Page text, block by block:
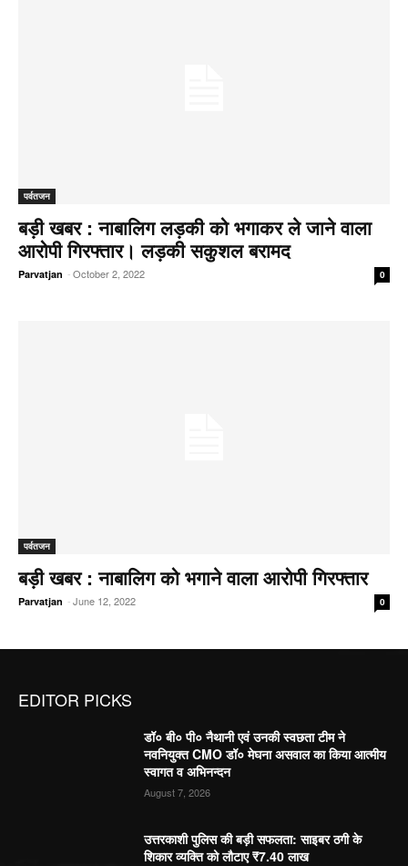
पर्वतजन
बड़ी खबर : नाबालिग लड़की को भगाकर ले जाने वाला
आरोपी गिरफ्तार। लड़की सकुशल बरामद
Parvatjan -October 2, 2022 0
पर्वतजन
बड़ी खबर : नाबालिग को भगाने वाला आरोपी गिरफ्तार
Parvatjan -June 12, 2022 0
EDITOR PICKS
डॉ० बी० पी० नैथानी एवं उनकी स्वछता टीम ने
नवनियुक्त CMO डॉ० मेघना असवाल का किया आत्मीय
स्वागत व अभिनन्दन
August 7, 2026
उत्तरकाशी पुलिस की बड़ी सफलता: साइबर ठगी के
शिकार व्यक्ति को लौटाए ₹7.40 लाख